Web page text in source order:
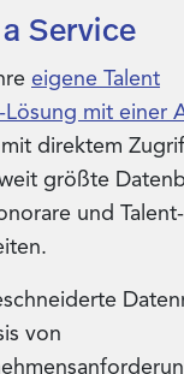
Service
eigene Talent
mit einer
mit direktem
größte
und Talent-
von